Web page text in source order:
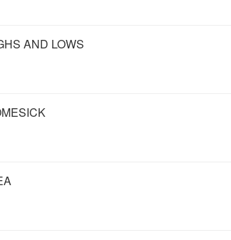
AND LOWS